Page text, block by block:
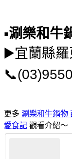
▪️涮樂和牛
▶️宜蘭縣羅
更多 涮樂和牛鍋物
愛食記 觀看介紹～